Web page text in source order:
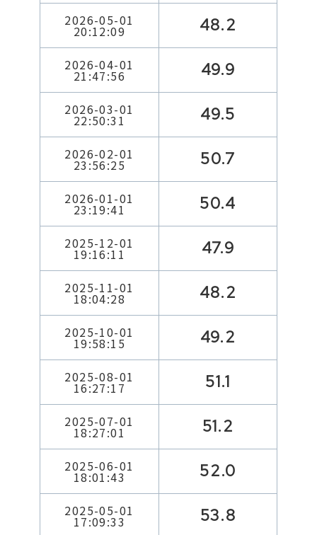
2026-05-01
20:12:09 48.2
2026-04-01
21:47:56 49.9
2026-03-01
22:50:31 49.5
2026-02-01
23:56:25 50.7
2026-01-01
23:19:41 50.4
2025-12-01
19:16:11 47.9
2025-11-01
18:04:28 48.2
2025-10-01
19:58:15 49.2
2025-08-01
16:27:17 51.1
2025-07-01
18:27:01 51.2
2025-06-01
18:01:43 52.0
2025-05-01
17:09:33 53.8